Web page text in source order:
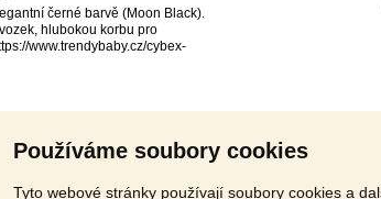
Používáme soubory cookies
Tyto webové stránky používají soubory cookies a
černé barvě (Moon Black).
hlubokou korbu pro
www.trendybaby.cz/cybex-